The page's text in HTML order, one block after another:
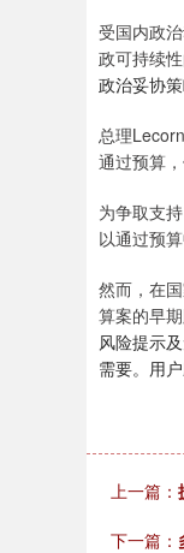
受国内政
政可持续性
政治妥协
总理
通过预算
为争取支
以通过预
然而，在
算案的早
风险提示
需要。用
上一篇：
下一篇：